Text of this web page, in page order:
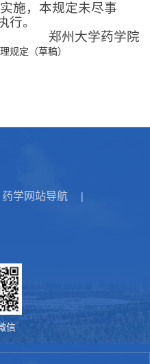
施，本规定未尽事
行。
郑州大学药学院
规定（草稿）
药学网站导航 |
信